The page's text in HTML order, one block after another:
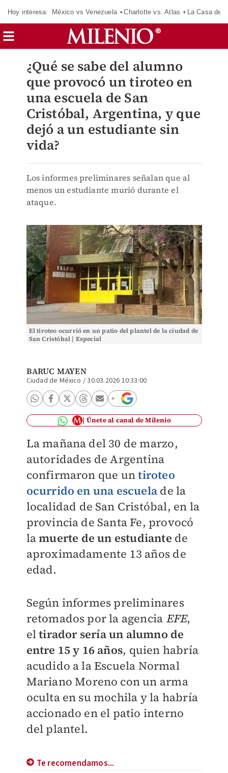
Hoy interesa: México vs Venezuela Charlotte vs. Atlas La Casa de
¿Qué se sabe del alumno
que provocó un tiroteo en
una escuela de San
Cristóbal, Argentina, y que
dejó a un estudiante sin
vida?
Los informes preliminares señalan que al
menos un estudiante murió durante el
ataque.
El tiroteo ocurrió en un patio del plantel de la ciudad de
San Cristóbal | Especial
BARUC MAYEN
Ciudad de México /30.03.2026 10:33:00
Únete al canal de Milenio
La mañana del 30 de marzo,
autoridades de Argentina
confirmaron que untiroteo
ocurrido en una escuela de la
localidad de San Cristóbal, en la
provincia de Santa Fe, provocó
lamuerte de un estudiante de
aproximadamente 13 años de
edad.
Según informes preliminares
retomados por la agencia EFE,
eltirador sería un alumno de
entre 15 y 16 años, quien habría
acudido a la Escuela Normal
Mariano Moreno con un arma
oculta en su mochila y la habría
accionado en el patio interno
del plantel.
Te recomendamos...